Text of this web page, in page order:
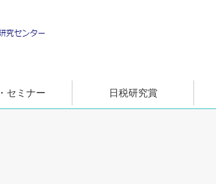
セミナー 日税研究賞